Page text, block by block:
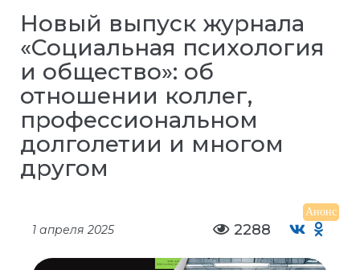
Новый выпуск журнала
«Социальная психология
и общество»: об
отношении коллег,
профессиональном
долголетии и многом
другом
Анонс
1 апреля 2025 2288